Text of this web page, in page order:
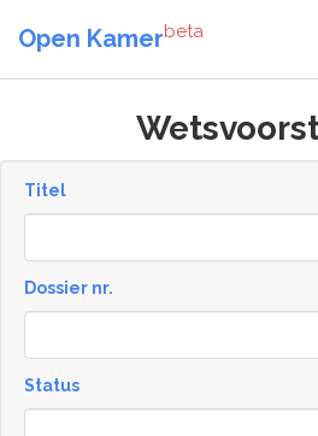
Open Kamerbeta
Titel
Dossier nr.
Status
Status